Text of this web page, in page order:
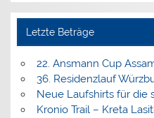
Letzte Beträge
22. Ansmann Cup
36. Residenzlauf
Neue Laufshirts für die
Kronio Trail – Kreta